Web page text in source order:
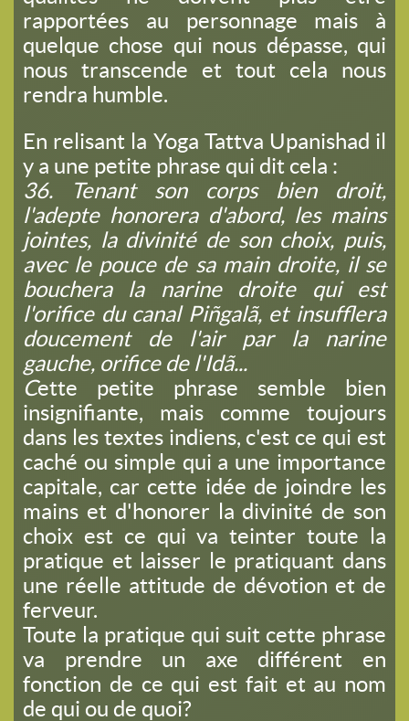
rapportées au personnage mais à
quelque chose qui nous dépasse, qui
nous transcende et tout cela nous
rendra humble.
En relisant la Yoga Tattva Upanishad il
y a une petite phrase qui dit cela :
36. Tenant son corps bien droit,
l'adepte honorera d'abord, les mains
jointes, la divinité de son choix, puis,
avec le pouce de sa main droite, il se
bouchera la narine droite qui est
l'orifice du canal Piñgalã, et insufflera
doucement de l'air par la narine
gauche, orifice de l'Idã...
Cette petite phrase semble bien
insignifiante, mais comme toujours
dans les textes indiens, c'est ce qui est
caché ou simple qui a une importance
capitale, car cette idée de joindre les
mains et d'honorer la divinité de son
choix est ce qui va teinter toute la
pratique et laisser le pratiquant dans
une réelle attitude de dévotion et de
ferveur.
Toute la pratique qui suit cette phrase
va prendre un axe différent en
fonction de ce qui est fait et au nom
de qui ou de quoi?